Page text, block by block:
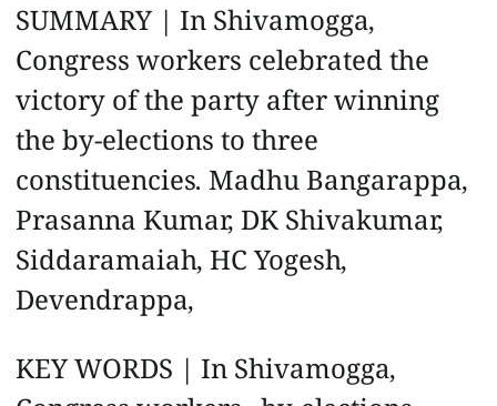
SUMMARY | In Shivamogga,
Congress workers celebrated the
victory of the party after winning
the by-elections to three
constituencies. Madhu Bangarappa,
Prasanna Kumar, DK Shivakumar,
Siddaramaiah, HC Yogesh,
Devendrappa,
KEY WORDS | In Shivamogga,